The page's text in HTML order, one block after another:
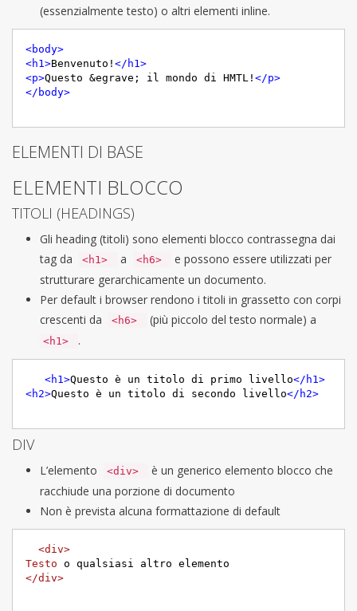
(essenzialmente testo) o altri elementi inline.
<body>
<h1>Benvenuto! </ h1>
<p>Questo &egrave; il mondo di HMTL! </p>
</ body>
ELEMENTI DI BASE
ELEMENTI BLOCCO
TITOLI (HEADINGS)
Gli heading (titoli) sono elementi blocco contrassegna dai
tag da
<h1> a <h6>
e possono essere utilizzati per
strutturare gerarchicamente un documento.
Per default i browser rendono i titoli in grassetto con corpi
crescenti da
<h6> (più piccolo del testo normale) a
<h1> .
<h1>Questo è un titolo di primo livello</ h1>
<h2>Questo è un titolo di secondo livello</ h2>
DIV
L’elemento <div>
è un generico elemento blocco che
racchiude una porzione di documento
Non è prevista alcuna formattazione di default
<div>
Testo
</div>